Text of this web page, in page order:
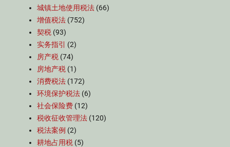
城镇土地使用税法 (66)
增值税法 (752)
契税 (93)
实务指引
(2)
房产税 (74)
房地产税 (1)
消费税法 (172)
环境保护税法 (6)
社会保险费 (12)
税收征收管理法 (120)
税法案例 (2)
耕地占用税 (5)